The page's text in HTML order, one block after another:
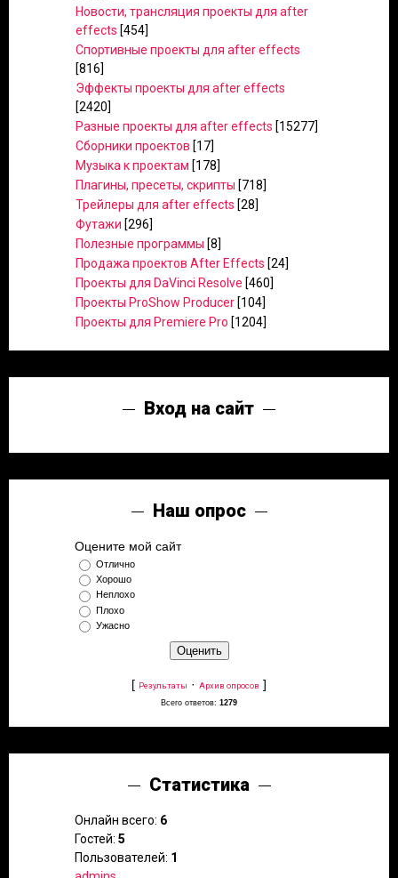
Новости, трансляция проекты для after
effects [454]
Спортивные проекты для after effects
[816]
Эффекты проекты для after effects
[2420]
Разные проекты для after effects [15277]
Сборники проектов [17]
Музыка к проектам [178]
Плагины, пресеты, скрипты [718]
Трейлеры для after effects [28]
Футажи [296]
Полезные программы [8]
Продажа проектов After Effects [24]
Проекты для DaVinci Resolve [460]
Проекты ProShow Producer [104]
Проекты для Premiere Pro [1204]
Вход на сайт
Наш опрос
Оцените мой сайт
Отлично
Хорошо
Неплохо
Плохо
Ужасно
[ Результаты · Архив опросов ]
Всего ответов: 1279
Статистика
Онлайн всего: 6
Гостей: 5
Пользователей: 1